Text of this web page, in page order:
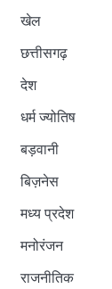
खेल
छत्तीसगढ़
देश
धर्म ज्योतिष
बड़वानी
बिज़नेस
मध्य प्रदेश
मनोरंजन
राजनीतिक